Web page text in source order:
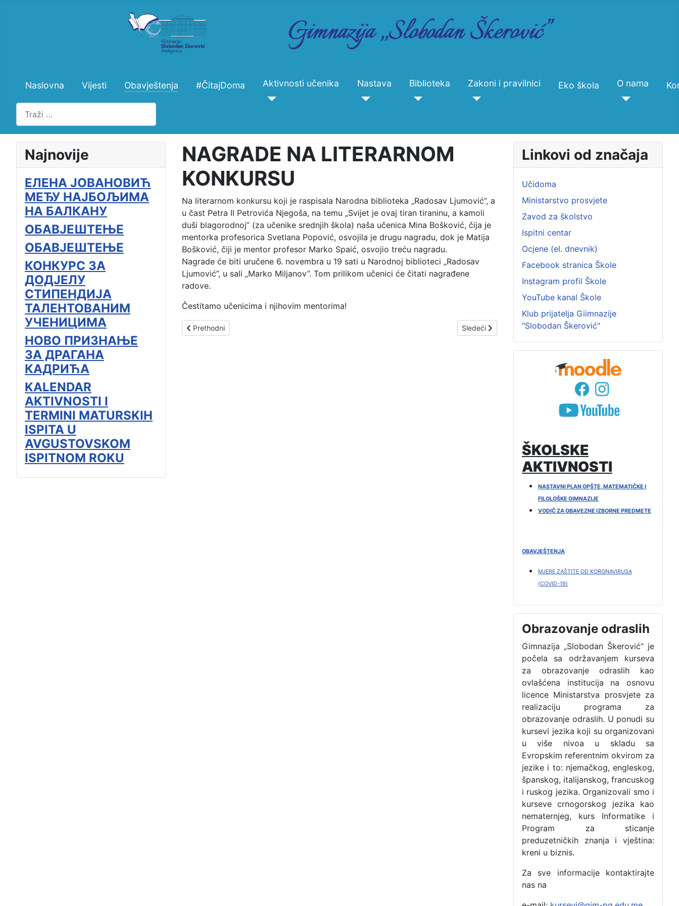
Naslovna Vijesti Obavještenja #ČitajDoma Aktivnosti učenika Nastava Biblioteka Zakoni i pravilnici Eko škola O nama
Pretraži
Najnovije
ЕЛЕНА ЈОВАНОВИЋ
МЕЂУ НАЈБОЉИМА
НА БАЛКАНУ
ОБАВЈЕШТЕЊЕ
ОБАВЈЕШТЕЊЕ
КОНКУРС ЗА
ДОДЈЕЛУ
СТИПЕНДИЈА
ТАЛЕНТОВАНИМ
УЧЕНИЦИМА
НОВО ПРИЗНАЊЕ
ЗА ДРАГАНА
КАДРИЋА
KALENDAR
AKTIVNOSTI I
TERMINI MATURSKIH
ISPITA U
AVGUSTOVSKOM
ISPITNOM ROKU
NAGRADE NA LITERARNOM
KONKURSU
Na literarnom konkursu koji je raspisala Narodna biblioteka „Radosav Ljumović”, a
u čast Petra II Petrovića Njegoša, na temu „Svijet je ovaj tiran tiraninu, a kamoli
duši blagorodnoj” (za učenike srednjih škola) naša učenica Mina Bošković, čija je
mentorka profesorica Svetlana Popović, osvojila je drugu nagradu, dok je Matija
Bošković, čiji je mentor profesor Marko Spaić, osvojio treću nagradu.
Nagrade će biti uručene 6. novembra u 19 sati u Narodnoj biblioteci „Radosav
Ljumović”, u sali „Marko Miljanov”. Tom prilikom učenici će čitati nagrađene
radove.
Čestitamo učenicima i njihovim mentorima!
Prethodni članak: OGLAS ZA PROGRAM OBRAZOVANJA ZA STICANJE STRUČNE KVALIFIKACIJE ASISTENT/ASISTENTKINJA U NASTAVI
Prethodni Sledeći članak: Obavještenje
Sledeći
Linkovi od značaja
Učidoma
Ministarstvo prosvjete
Zavod za školstvo
Ispitni centar
Ocjene (el. dnevnik)
Facebook stranica Škole
Instagram profil Škole
YouTube kanal Škole
Klub prijatelja Giimnazije
"Slobodan Škerović"
ŠKOLSKE
AKTIVNOSTI
NASTAVNI PLAN OPŠTE, MATEMATIČKE I
FILOLOŠKE GIMNAZIJE
VODIČ ZA OBAVEZNE IZBORNE PREDMETE
OBAVJEŠTENJA
MJERE ZAŠTITE OD KORONAVIRUSA
(COVID-19)
Obrazovanje odraslih
Gimnazija „Slobodan Škerović“ je
počela sa održavanjem kurseva
za obrazovanje odraslih kao
ovlašćena institucija na osnovu
licence Ministarstva prosvjete za
realizaciju programa za
obrazovanje odraslih. U ponudi su
kursevi jezika koji su organizovani
u više nivoa u skladu sa
Evropskim referentnim okvirom za
jezike i to: njemačkog, engleskog,
španskog, italijanskog, francuskog
i ruskog jezika. Organizovali smo i
kurseve crnogorskog jezika kao
nematernjeg, kurs Informatike i
Program za sticanje
preduzetničkih znanja i vještina:
kreni u biznis.
Za sve informacije kontaktirajte
nas na